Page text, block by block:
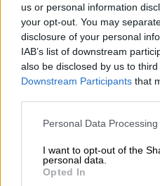
us or personal information
your opt-out. You may
disclosure of your personal
IAB’s list of downstream
also be disclosed by us to
Downstream Participants that
Please note that this website/
not limited to your visit or
grant or deny consent to
use your data for below
Personal Data
I want to opt-out of the
personal data.
Opted In
Finago Sign
Procountor Tallennus
Procountor
Tutustu
Tutustu Procountoriin